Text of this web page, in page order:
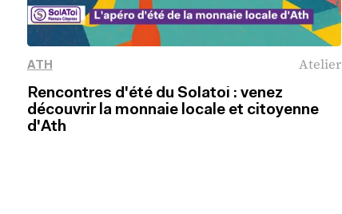
ATH Atelier
Rencontres d'été du Solatoi : venez
découvrir la monnaie locale et citoyenne
d'Ath